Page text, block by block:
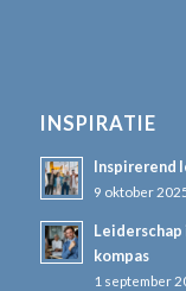
INSPIRATIE
Inspirerend
9 oktober
kompas
1 september